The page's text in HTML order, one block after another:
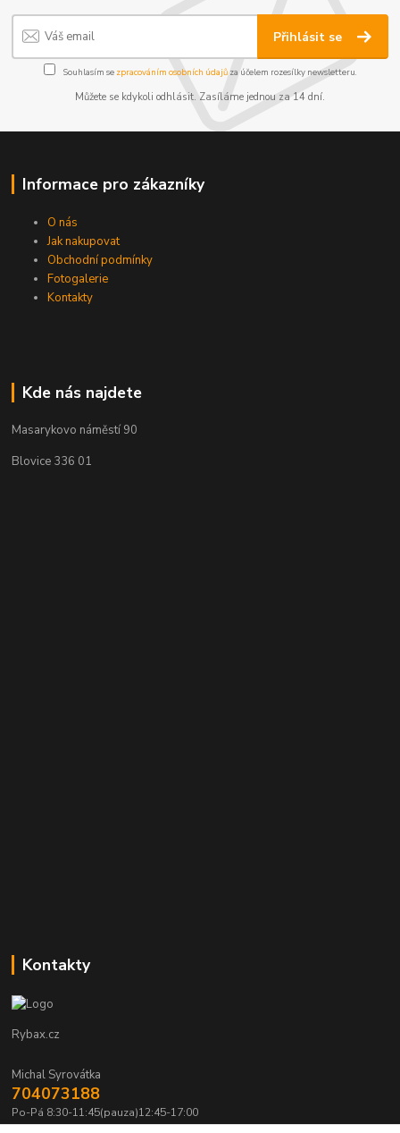
Přihlásit se
Souhlasím se zpracováním osobních údajůza účelem rozesílky newsletteru.
Můžete se kdykoli odhlásit. Zasíláme jednou za 14 dní.
Informace pro zákazníky
O nás
Jak nakupovat
Obchodní podmínky
Fotogalerie
Kontakty
Kde nás najdete
Masarykovo náměstí 90
Blovice 336 01
Kontakty
Rybax.cz
Michal Syrovátka
704073188
Po-Pá 8:30-11:45(pauza)12:45-17:00